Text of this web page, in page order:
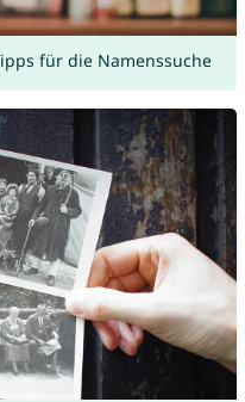
für die Namenssuche